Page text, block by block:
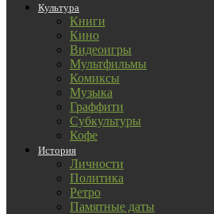
Культура
Книги
Кино
Видеоигры
Мультфильмы
Комиксы
Музыка
Граффити
Субкультуры
Кофе
История
Личности
Политика
Ретро
Памятные даты